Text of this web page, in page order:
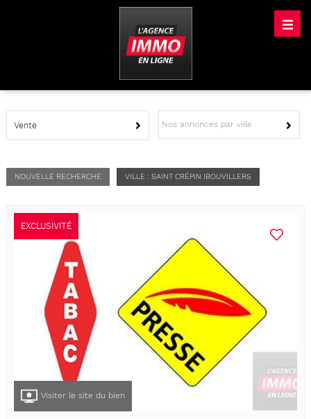
Vente Nos annonces par ville
NOUVELLE RECHERCHE VILLE : SAINT CRÉPIN IBOUVILLERS
Visiter le site du bien
EXCLUSIVITÉ